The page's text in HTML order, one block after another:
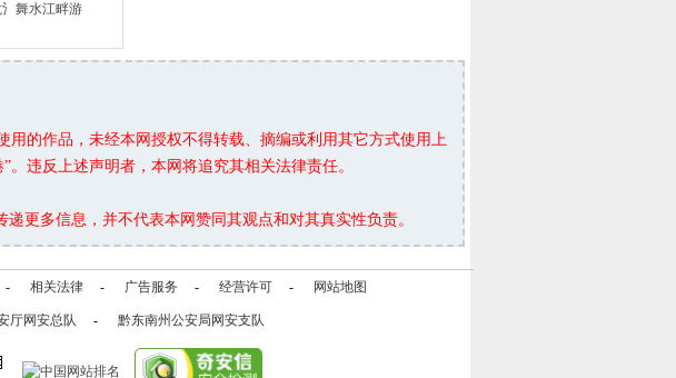
舞水江畔游
用的作品，未经本网授权不得转载、摘编或利用其它方式使用上
违反上述声明者，本网将追究其相关法律责任。
更多信息，并不代表本网赞同其观点和对其真实性负责。
- 相关法律 - 广告服务 - 经营许可 - 网站地图
厅网安总队 - 黔东南州公安局网安支队